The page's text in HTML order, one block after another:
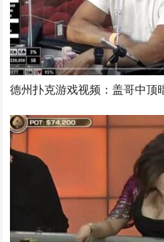
德州扑克游戏视频：盖哥中顶